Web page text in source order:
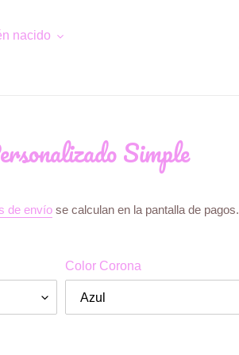
nacido
Simple
de envío se calculan en la pantalla de pagos.
Color Corona